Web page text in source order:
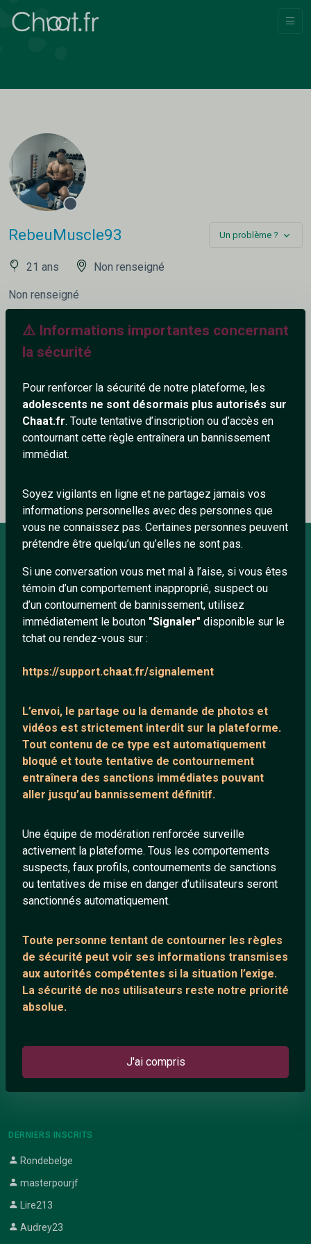
⚠️ Informations importantes concernant
la sécurité
Pour renforcer la sécurité de notre plateforme, les
adolescents ne sont désormais plus autorisés sur
Chaat.fr. Toute tentative d’inscription ou d’accès en
contournant cette règle entraînera un bannissement
immédiat.
Soyez vigilants en ligne et ne partagez jamais vos
informations personnelles avec des personnes que
vous ne connaissez pas. Certaines personnes peuvent
prétendre être quelqu’un qu’elles ne sont pas.
Si une conversation vous met mal à l’aise, si vous êtes
témoin d’un comportement inapproprié, suspect ou
d’un contournement de bannissement, utilisez
immédiatement le bouton "Signaler" disponible sur le
tchat ou rendez-vous sur :
https://support.chaat.fr/signalement
L’envoi, le partage ou la demande de photos et
vidéos est strictement interdit sur la plateforme.
Tout contenu de ce type est automatiquement
bloqué et toute tentative de contournement
entraînera des sanctions immédiates pouvant
aller jusqu’au bannissement définitif.
Une équipe de modération renforcée surveille
activement la plateforme. Tous les comportements
suspects, faux profils, contournements de sanctions
ou tentatives de mise en danger d’utilisateurs seront
sanctionnés automatiquement.
Toute personne tentant de contourner les règles
de sécurité peut voir ses informations transmises
aux autorités compétentes si la situation l’exige.
La sécurité de nos utilisateurs reste notre priorité
absolue.
J'ai compris
RebeuMuscle93 Un problème ?
21 ans Non renseigné
Non renseigné
227+
Ajouter un commentaire (0) Tchatter
Le profil n'a pas encore de commentaire.
À PROPOS
Conditions générales
À propos
Mentions légales
Protection mineurs
Blog
Salons de discussion
Communauté
Playlists YouTube
Nous contacter
ANNEXE
Support IRC
ARTICLES RÉCENTS
Témoignage de nathanaelle
DERNIERS INSCRITS
Rondebelge
masterpourjf
Lire213
Audrey23